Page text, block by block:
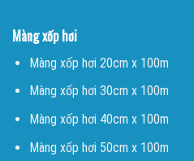
Màng xốp hơi
Màng xốp hơi 20cm x 100m
Màng xốp hơi 30cm x 100m
Màng xốp hơi 40cm x 100m
Màng xốp hơi 50cm x 100m